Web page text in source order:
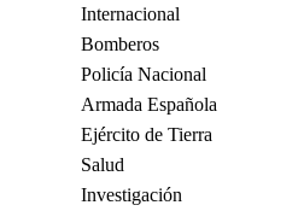
Internacional
Bomberos
Policía Nacional
Armada Española
Ejército de Tierra
Salud
Investigación